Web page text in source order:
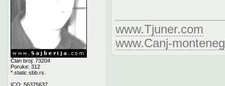
Član broj: 73204
Poruke: 312
*.static.sbb.rs.
ICQ: 56375637
www.Tjuner.com
www.Canj-